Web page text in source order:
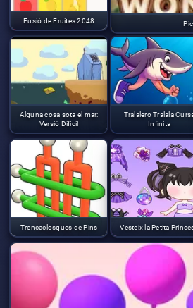
Fusió de Fruites 2048
Alguna cosa sota el mar:
Versió Difícil
Tralalero Tralala
Infinita
Trencaclosques de Pins Vesteix la Petita